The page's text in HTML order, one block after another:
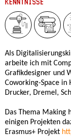
Als
arbeite ich mit
Grafikdesigner und
Coworking-Space in
Drucker, Dremel,
Das Thema Making
einigen Projekten
Erasmus+ Projekt